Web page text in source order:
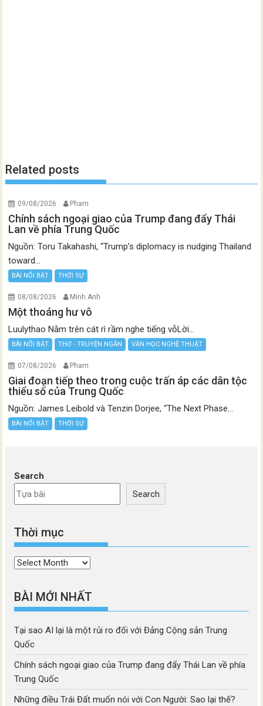
Related posts
09/08/2026 Pham
Chính sách ngoại giao của Trump đang đẩy Thái
Lan về phía Trung Quốc
Nguồn: Toru Takahashi, “Trump’s diplomacy is nudging Thailand
toward...
BÀI NỔI BẬT THỜI SỰ
08/08/2026 Minh Anh
Một thoáng hư vô
Luulythao Nằm trên cát rì rầm nghe tiếng vỗLời...
BÀI NỔI BẬT THƠ - TRUYỆN NGẮN VĂN HỌC NGHỆ THUẬT
07/08/2026 Pham
Giai đoạn tiếp theo trong cuộc trấn áp các dân tộc
thiểu số của Trung Quốc
Nguồn: James Leibold và Tenzin Dorjee, “The Next Phase...
BÀI NỔI BẬT THỜI SỰ
Search
Search
Thời mục
Thời
BÀI MỚI NHẤT
Tại sao AI lại là một rủi ro đối với Đảng Cộng sản Trung
Quốc
Chính sách ngoại giao của Trump đang đẩy Thái Lan về phía
Trung Quốc
Những điều Trái Đất muốn nói với Con Người: Sao lại thế?